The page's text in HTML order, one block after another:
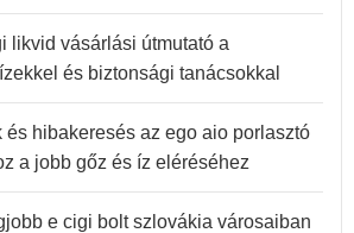
likvid vásárlási útmutató a
és biztonsági tanácsokkal
és hibakeresés az ego aio porlasztó
a jobb gőz és íz eléréséhez
e cigi bolt szlovákia városaiban